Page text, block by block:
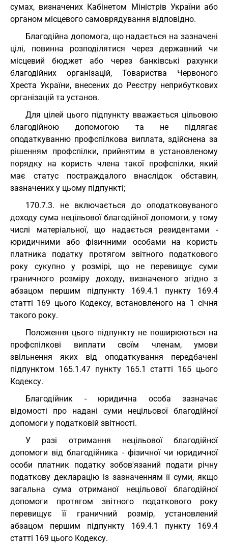
сумах, визначених Кабінетом Міністрів України або
органом місцевого самоврядування відповідно.
Благодійна допомога, що надається на зазначені
цілі, повинна розподілятися через державний чи
місцевий бюджет або через банківські рахунки
благодійних організацій, Товариства Червоного
Хреста України, внесених до Реєстру неприбуткових
організацій та установ.
Для цілей цього підпункту вважається цільовою
благодійною допомогою та не підлягає
оподаткуванню профспілкова виплата, здійснена за
рішенням профспілки, прийнятим в установленому
порядку на користь члена такої профспілки, який
має статус постраждалого внаслідок обставин,
зазначених у цьому підпункті;
170.7.3. не включається до оподатковуваного
доходу сума нецільової благодійної допомоги, у тому
числі матеріальної, що надається резидентами -
юридичними або фізичними особами на користь
платника податку протягом звітного податкового
року сукупно у розмірі, що не перевищує суми
граничного розміру доходу, визначеного згідно з
абзацом першим підпункту 169.4.1 пункту 169.4
статті 169 цього Кодексу, встановленого на 1 січня
такого року.
Положення цього підпункту не поширюються на
профспілкові виплати своїм членам, умови
звільнення яких від оподаткування передбачені
підпунктом 165.1.47 пункту 165.1 статті 165 цього
Кодексу.
Благодійник - юридична особа зазначає
відомості про надані суми нецільової благодійної
допомоги у податковій звітності.
У разі отримання нецільової благодійної
допомоги від благодійника - фізичної чи юридичної
особи платник податку зобов'язаний подати річну
податкову декларацію із зазначенням її суми, якщо
загальна сума отриманої нецільової благодійної
допомоги протягом звітного податкового року
перевищує її граничний розмір, установлений
абзацом першим підпункту 169.4.1 пункту 169.4
статті 169 цього Кодексу.